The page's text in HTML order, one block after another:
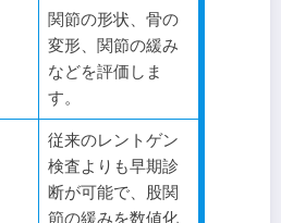
関節の形状、骨の
変形、関節の緩み
などを評価しま
す。
従来のレントゲン
検査よりも早期診
断が可能で、股関
節の緩みを数値化